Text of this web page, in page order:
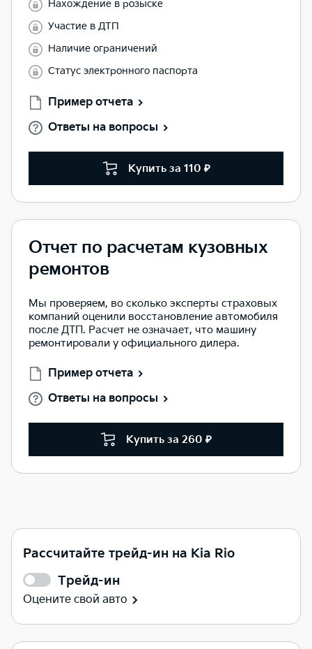
Нахождение в розыске
Участие в ДТП
Наличие ограничений
Статус электронного паспорта
Пример отчета
Ответы на вопросы
Купить за 110 ₽
Отчет по расчетам кузовных
ремонтов
Мы проверяем, во сколько эксперты страховых
компаний оценили восстановление автомобиля
после ДТП. Расчет не означает, что машину
ремонтировали у официального дилера.
Пример отчета
Ответы на вопросы
Купить за 260 ₽
Рассчитайте трейд-ин на Kia Rio
Трейд-ин
Оцените свой авто